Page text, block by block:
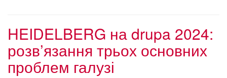
HEIDELBERG на drupa 2024:
розв’язання трьох основних
проблем галузі